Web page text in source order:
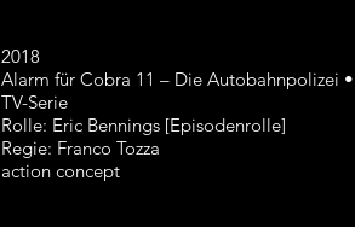
2018
Alarm für Cobra 11 – Die Autobahnpolizei
TV-Serie
Rolle: Eric Bennings [Episodenrolle]
Regie: Franco Tozza
action concept